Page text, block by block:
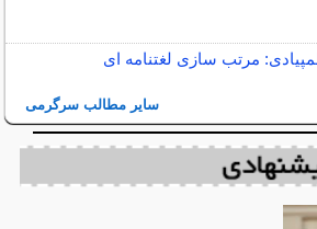
مرتب سازی لغتنامه ای
سایر مطالب سرگرمی